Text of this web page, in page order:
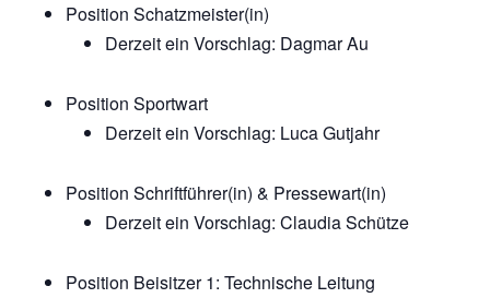
Position Schatzmeister(in)
Derzeit ein Vorschlag: Dagmar Au
Position Sportwart
Derzeit ein Vorschlag: Luca Gutjahr
Position Schriftführer(in) & Pressewart(in)
Derzeit ein Vorschlag: Claudia Schütze
Position Beisitzer 1: Technische Leitung